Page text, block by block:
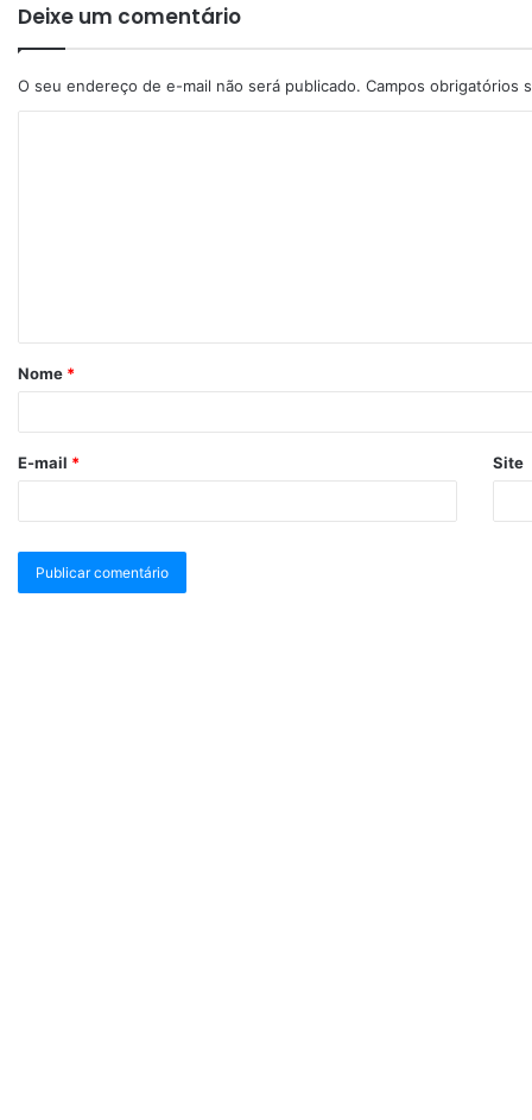
Deixe um comentário
O seu endereço de e-mail não será publicado. Campos obrigatórios
Nome *
E-mail * Site